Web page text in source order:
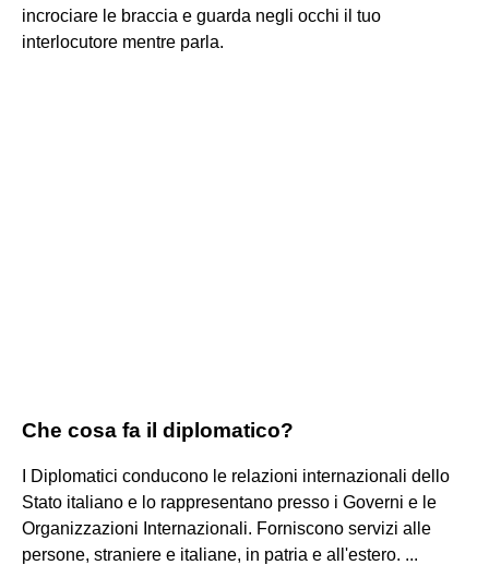
incrociare le braccia e guarda negli occhi il tuo
interlocutore mentre parla.
Che cosa fa il diplomatico?
I Diplomatici conducono le relazioni internazionali dello
Stato italiano e lo rappresentano presso i Governi e le
Organizzazioni Internazionali. Forniscono servizi alle
persone, straniere e italiane, in patria e all'estero. ...